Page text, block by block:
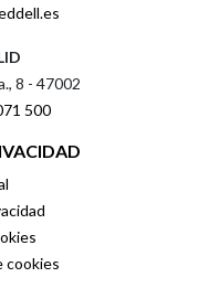
8 - 47002
500
cookies